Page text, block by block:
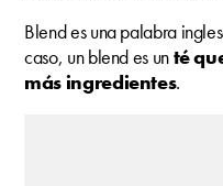
Blend es una palabra
caso, un blend es unté
más ingredientes.